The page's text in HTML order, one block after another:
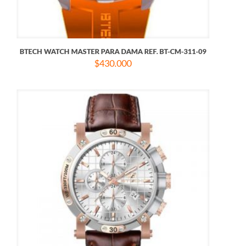
BTECH WATCH MASTER PARA DAMA REF. BT-CM-311-09
$430.000